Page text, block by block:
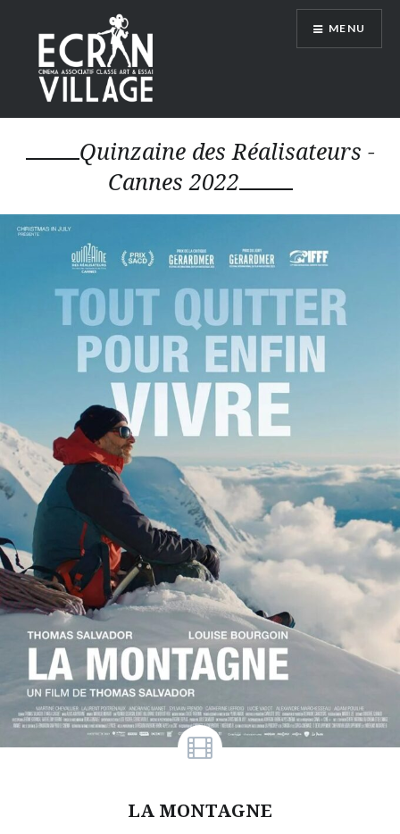
contenu
principal
ÉCRAN VILLAGE
MENU
Quinzaine des Réalisateurs -
Cannes 2022
LA MONTAGNE